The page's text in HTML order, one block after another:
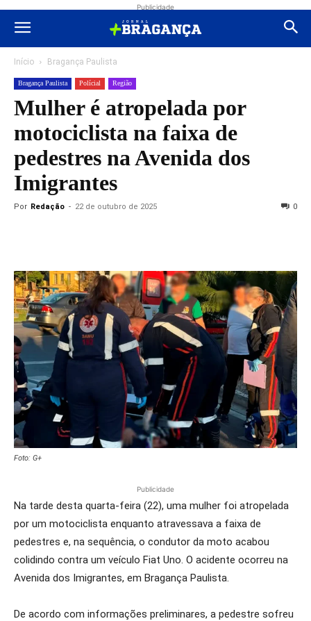
Publicidade
Início Bragança Paulista
Bragança Paulista Polícial Região
Mulher é atropelada por
motociclista na faixa de
pedestres na Avenida dos
Imigrantes
Por Redação - 22 de outubro de 2025 0
Foto: G+
Publicidade
Na tarde desta quarta-feira (22), uma mulher foi atropelada
por um motociclista enquanto atravessava a faixa de
pedestres e, na sequência, o condutor da moto acabou
colidindo contra um veículo Fiat Uno. O acidente ocorreu na
Avenida dos Imigrantes, em Bragança Paulista.
De acordo com informações preliminares, a pedestre sofreu